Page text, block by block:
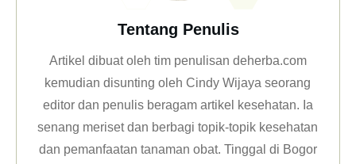
Tentang Penulis
Artikel dibuat oleh tim penulisan deherba.com
kemudian disunting oleh Cindy Wijaya seorang
editor dan penulis beragam artikel kesehatan. Ia
senang meriset dan berbagi topik-topik kesehatan
dan pemanfaatan tanaman obat. Tinggal di Bogor